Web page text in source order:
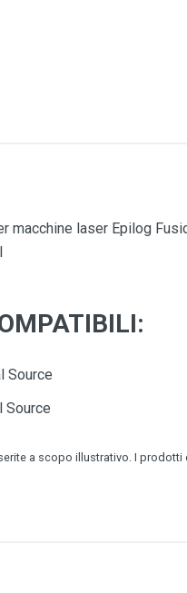
macchine laser Epilog
Source
Source
a scopo illustrativo. I